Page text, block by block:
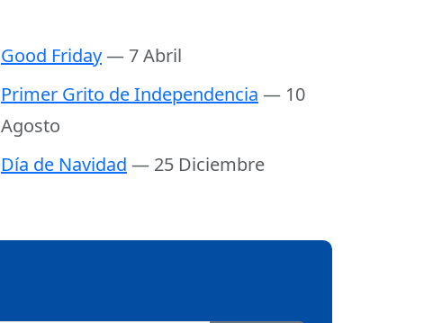
Good Friday— 7 Abril
Primer Grito de Independencia — 10
Agosto
Día de Navidad — 25 Diciembre